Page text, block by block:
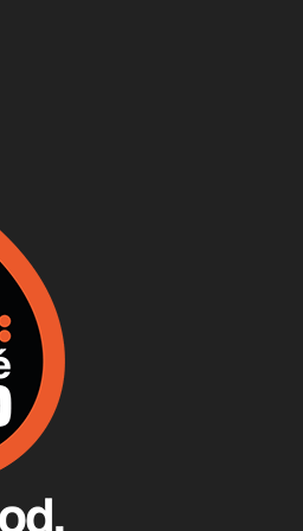
bab és homár
meghálálja!